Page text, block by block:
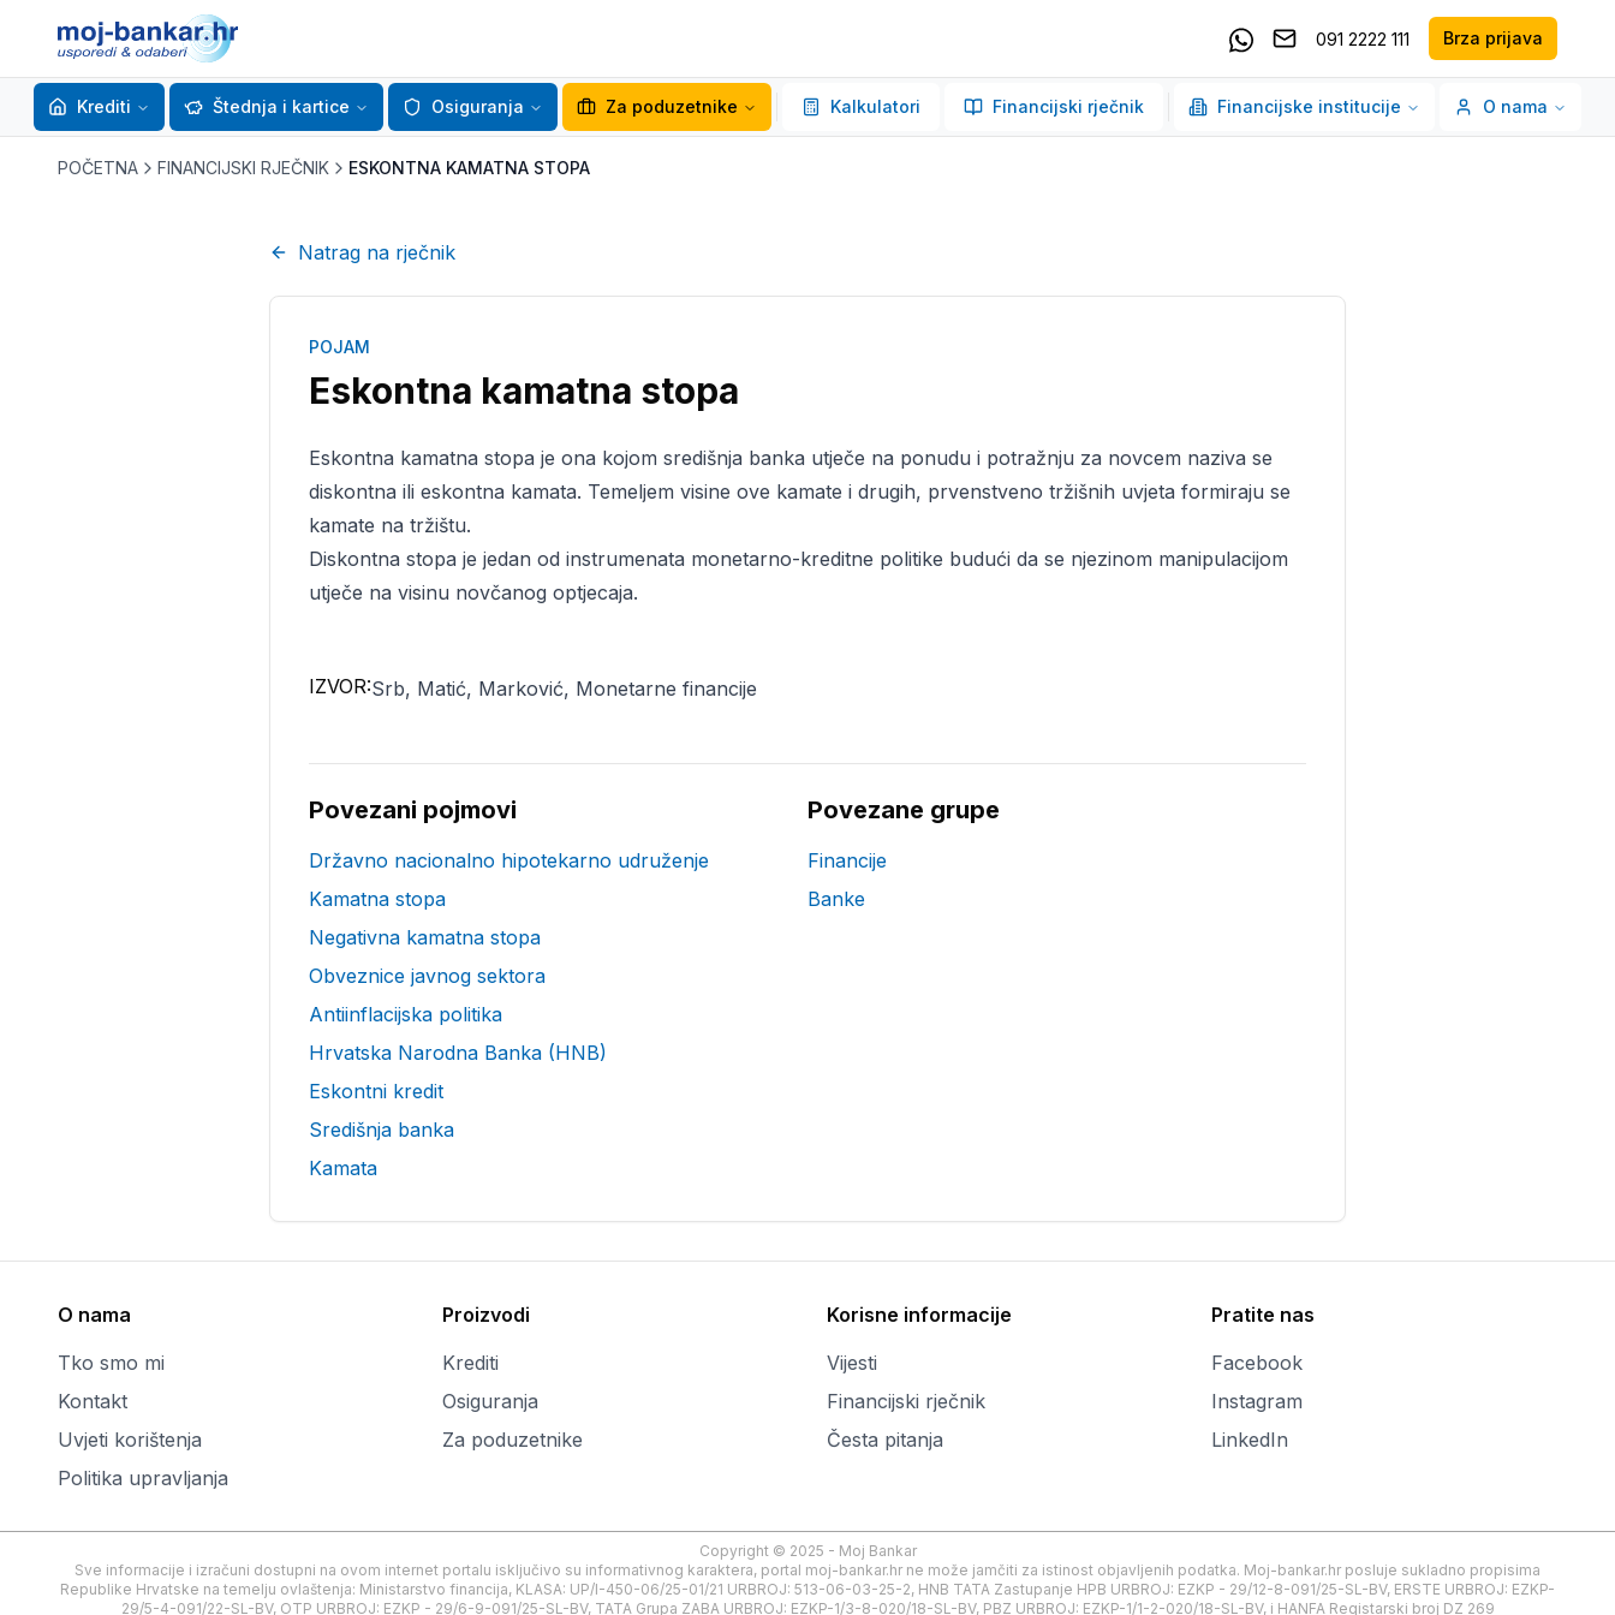
Kontaktirajte nas putem Whatsappa
091 2222 111 Brza prijava
Krediti Štednja i kartice Osiguranja Za poduzetnike Kalkulatori Financijski rječnik Financijske institucije O nama
POČETNA FINANCIJSKI RJEČNIK ESKONTNA KAMATNA STOPA
Natrag na rječnik
POJAM
Eskontna kamatna stopa
Eskontna kamatna stopa je ona kojom središnja banka utječe na ponudu i potražnju za novcem naziva se
diskontna ili eskontna kamata. Temeljem visine ove kamate i drugih, prvenstveno tržišnih uvjeta formiraju se
kamate na tržištu.
Diskontna stopa je jedan od instrumenata monetarno-kreditne politike budući da se njezinom manipulacijom
utječe na visinu novčanog optjecaja.
IZVOR:Srb, Matić, Marković, Monetarne financije
Povezani pojmovi
Državno nacionalno hipotekarno udruženje
Kamatna stopa
Negativna kamatna stopa
Obveznice javnog sektora
Antiinflacijska politika
Hrvatska Narodna Banka (HNB)
Eskontni kredit
Središnja banka
Kamata
Povezane grupe
Financije
Banke
O nama
Tko smo mi
Kontakt
Uvjeti korištenja
Politika upravljanja
Proizvodi
Krediti
Osiguranja
Za poduzetnike
Korisne informacije
Vijesti
Financijski rječnik
Česta pitanja
Pratite nas
Facebook
Instagram
LinkedIn
Copyright © 2025 - Moj Bankar
Sve informacije i izračuni dostupni na ovom internet portalu isključivo su informativnog karaktera, portal moj-bankar.hr ne može jamčiti za istinost objavljenih podatka. Moj-bankar.hr posluje sukladno propisima
Republike Hrvatske na temelju ovlaštenja: Ministarstvo financija, KLASA: UP/I-450-06/25-01/21 URBROJ: 513-06-03-25-2, HNB TATA Zastupanje HPB URBROJ: EZKP - 29/12-8-091/25-SL-BV, ERSTE URBROJ: EZKP-
29/5-4-091/22-SL-BV, OTP URBROJ: EZKP - 29/6-9-091/25-SL-BV, TATA Grupa ZABA URBROJ: EZKP-1/3-8-020/18-SL-BV, PBZ URBROJ: EZKP-1/1-2-020/18-SL-BV, i HANFA Registarski broj DZ 269